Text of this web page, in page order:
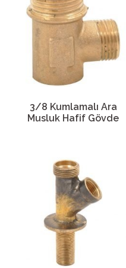
3/8 Kumlamalı Ara
Musluk Hafif Gövde